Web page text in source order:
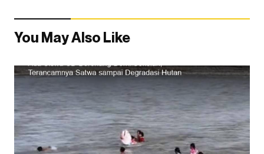
You May Also Like